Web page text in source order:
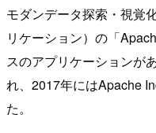
モダンデータ探索・視覚
リケーション）の「
スのアプリケーションが
れ、2017年にはApache
た。